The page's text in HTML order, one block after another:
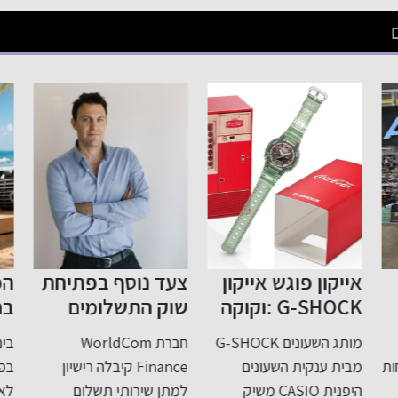
אייקון פוגש אייקון
G-SHOCK :וקוקה
קולה בשיתוף
פעולה במהדורה
סופר מוגבלת
מותג השעונים G-SHOCK
מבית ענקית השעונים
היפנית CASIO משיק
צעד נוסף בפתיחת
שוק התשלומים
בישראל לתחרות
חברת WorldCom
Finance קיבלה רישיון
למתן שירותי תשלום